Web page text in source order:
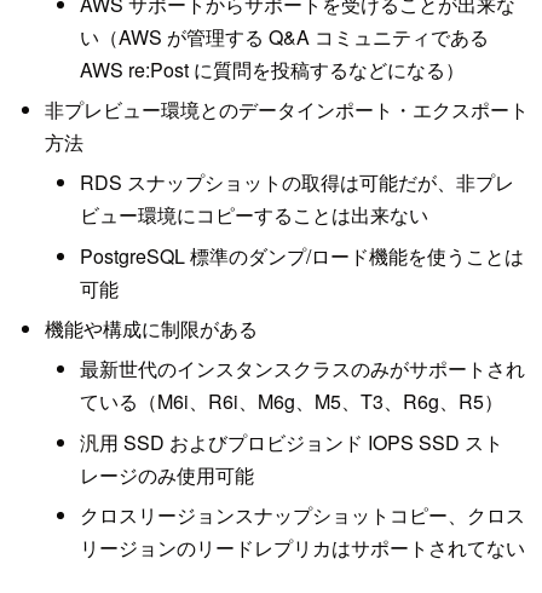
い（AWS が管理する Q&A コミュニティである
AWS re:Post に質問を投稿するなどになる）
非プレビュー環境とのデータインポート・エクスポート
方法
RDS スナップショットの取得は可能だが、非プレ
ビュー環境にコピーすることは出来ない
PostgreSQL 標準のダンプ/ロード機能を使うことは
可能
機能や構成に制限がある
最新世代のインスタンスクラスのみがサポートされ
ている（M6i、R6i、M6g、M5、T3、R6g、R5）
汎用 SSD およびプロビジョンド IOPS SSD スト
レージのみ使用可能
クロスリージョンスナップショットコピー、クロス
リージョンのリードレプリカはサポートされてない